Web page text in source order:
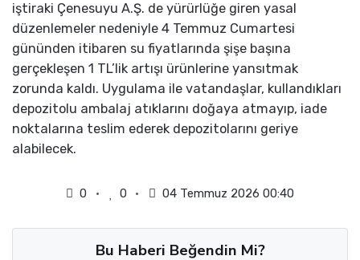
iştiraki Çenesuyu A.Ş. de yürürlüğe giren yasal
düzenlemeler nedeniyle 4 Temmuz Cumartesi
gününden itibaren su fiyatlarında şişe başına
gerçekleşen 1 TL’lik artışı ürünlerine yansıtmak
zorunda kaldı. Uygulama ile vatandaşlar, kullandıkları
depozitolu ambalaj atıklarını doğaya atmayıp, iade
noktalarına teslim ederek depozitolarını geriye
alabilecek.
0 0 04 Temmuz 2026 00:40
Bu Haberi Beğendin Mi?